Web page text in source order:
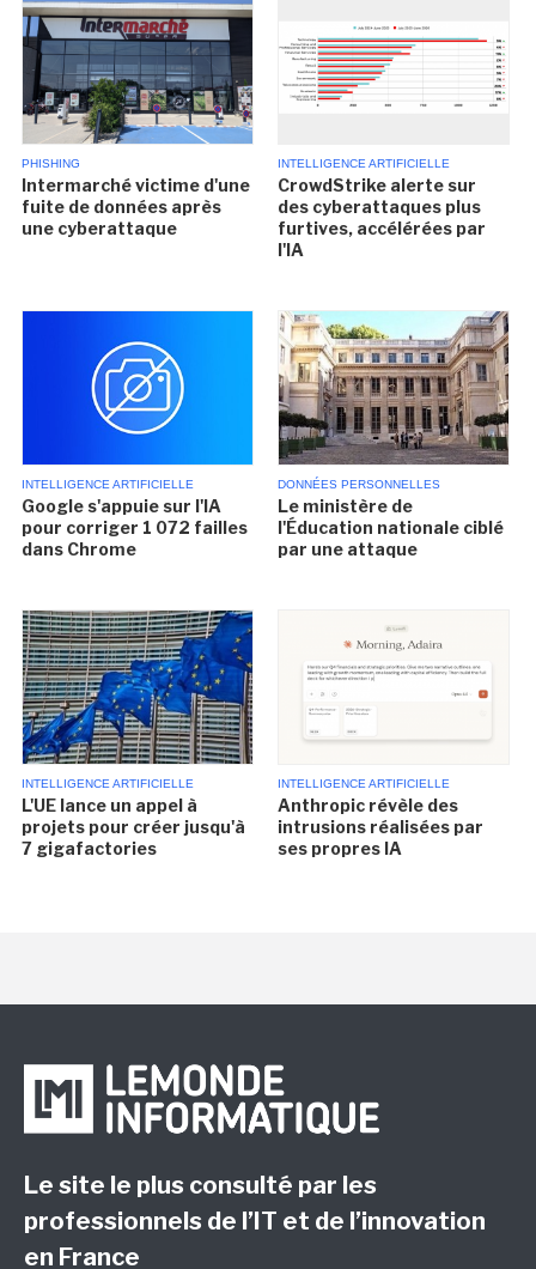
PHISHING
Intermarché victime d'une
fuite de données après
une cyberattaque
INTELLIGENCE ARTIFICIELLE
CrowdStrike alerte sur
des cyberattaques plus
furtives, accélérées par
l'IA
INTELLIGENCE ARTIFICIELLE
Google s'appuie sur l'IA
pour corriger 1 072 failles
dans Chrome
DONNÉES PERSONNELLES
Le ministère de
l'Éducation nationale ciblé
par une attaque
INTELLIGENCE ARTIFICIELLE
L'UE lance un appel à
projets pour créer jusqu'à
7 gigafactories
INTELLIGENCE ARTIFICIELLE
Anthropic révèle des
intrusions réalisées par
ses propres IA
Le site le plus consulté par les
professionnels de l’IT et de l’innovation
en France